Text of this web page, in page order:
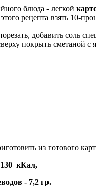
блюда - легкой
рецепта взять 10-
добавить
покрыть сметаной с
из готового
кКал,
- 7,2 гр.